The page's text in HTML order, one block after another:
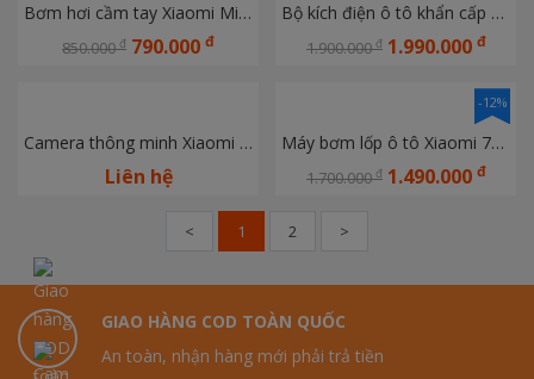
Bơm hơi cầm tay Xiaomi Mijia Gen 2 MJCQB06QW
850.000đ 790.000 đ
Bộ kích điện ô tô khẩn cấp 70mai Midrive PS06
1.900.000đ 1.990.000 đ
Camera thông minh Xiaomi C400 2.5K - Bảo hành chính hãng 12 tháng Digiword
Liên hệ
Máy bơm lốp ô tô Xiaomi 70mai Midrive TP01
1.700.000đ 1.490.000 đ
-12%
< 1 2 >
GIAO HÀNG COD TOÀN QUỐC
An toàn, nhận hàng mới phải trả tiền